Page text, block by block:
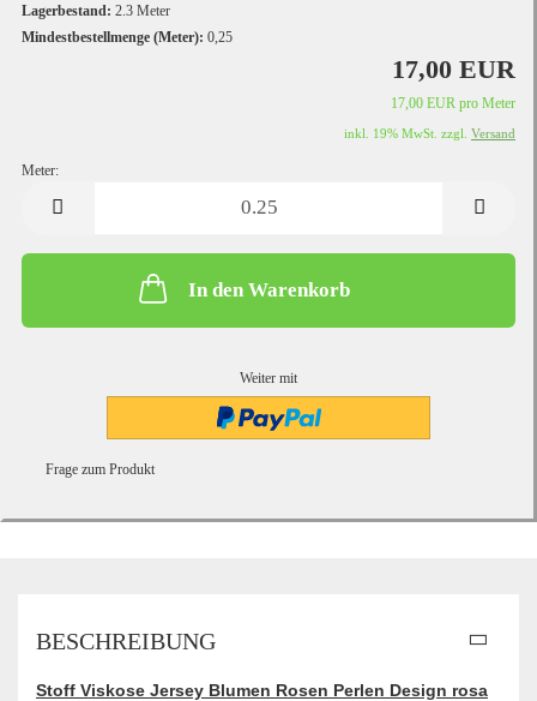
Lagerbestand: 2.3 Meter
Mindestbestellmenge (Meter): 0,25
17,00 EUR
17,00 EUR pro Meter
inkl. 19% MwSt. zzgl. Versand
Meter:
In den Warenkorb
Weiter mit
Frage zum Produkt
BESCHREIBUNG
Stoff Viskose Jersey Blumen Rosen Perlen Design rosa